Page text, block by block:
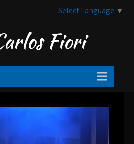
Select Language ▼
Fiori